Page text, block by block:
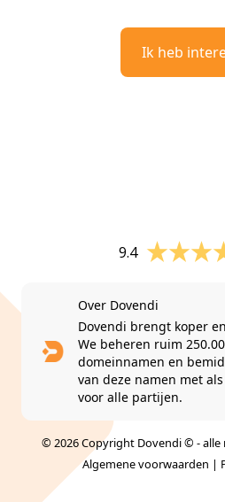
Ik heb
9.4
Over Dovendi
Dovendi brengt koper
We beheren ruim
domeinnamen en
van deze namen met
voor alle partijen.
© 2026 Copyright Dovendi © -
Algemene voorwaarden |